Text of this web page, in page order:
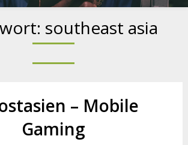
southeast asia
– Mobile
Gaming